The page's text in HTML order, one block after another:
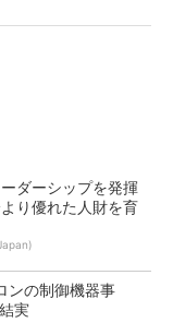
ダーシップを発揮
り優れた人財を育
ンの制御機器事
実